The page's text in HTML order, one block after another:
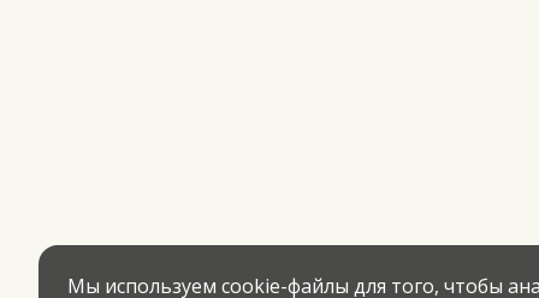
Мы используем cookie-файлы для того, чтобы